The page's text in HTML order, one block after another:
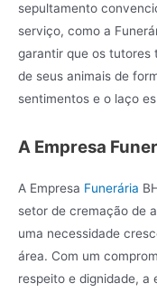
sepultamento
serviço, como a
garantir que os tutores
de seus animais de
sentimentos e o laço
A Empresa
A Empresa Funerária
setor de cremação de
uma necessidade
área. Com um
respeito e dignidade, a